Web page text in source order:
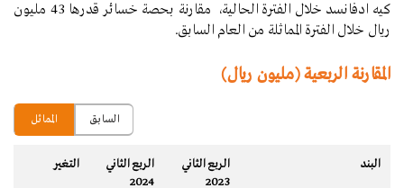
كيه ادفانسد خلال الفترة الحالية، مقارنة بحصة خسائر قدرها 43 مليون
ريال خلال الفترة المماثلة من العام السابق.
المقارنة الربعية (مليون ريال)
المماثل السابق
البند
الربع الثاني
2023
الربع الثاني
2024
التغير‬